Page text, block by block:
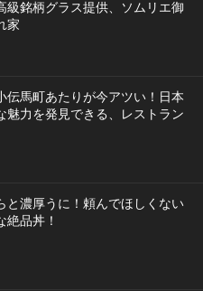
級銘柄グラス提供、ソムリエ御
家
伝馬町あたりが今アツい！日本
魅力を発見できる、レストラン
と濃厚うに！頼んでほしくない
絶品丼！